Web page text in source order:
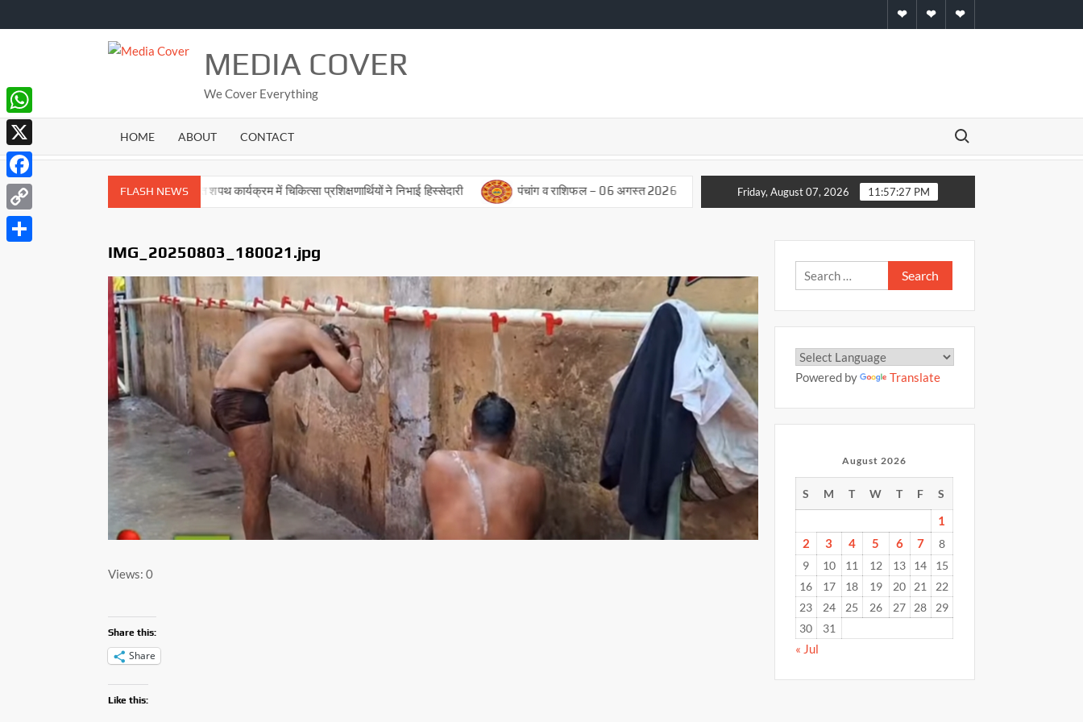
to
HomeAboutContact
MEDIA COVER
We Cover Everything
HOME ABOUT CONTACT
Search for:
FLASH NEWS
उमाशंकर सिंह नशा मुक्ति शपथ कार्यक्रम में चिकित्सा प्रशिक्षणार्थियों ने निभाई हिस्सेदारी पंचांग व राशिफल – 06 अगस्त 2026 पंचांग व राशिफल – 05 अगस्त 2026 एनसीसी में सेकेंड ऑफिसर बने सचिन सिंह
Friday, August 07, 2026 11:57:27 PM
IMG_20250803_180021.jpg
Views: 0
Share this:
Share
Like this:
Search
for:
Powered by Translate
August 2026
S M T W T F S
1
2
3 4 5 6 7
8
9
10 11 12 13 14
15
16
17 18 19 20 21
22
23
24 25 26 27 28
29
30
31
« Jul
WhatsApp
X
Facebook
Copy